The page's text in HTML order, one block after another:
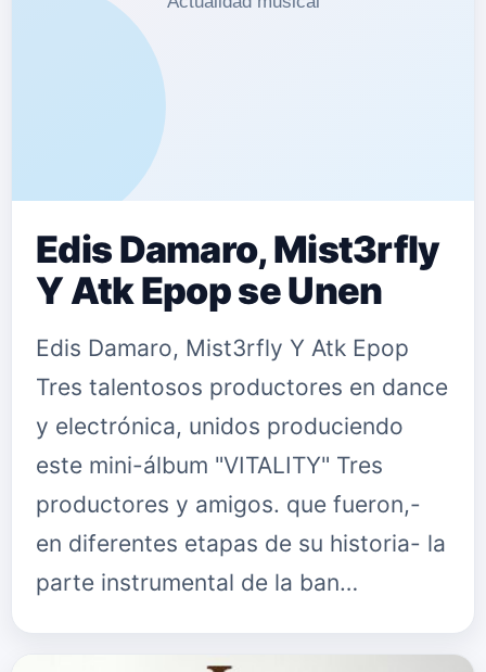
Edis Damaro, Mist3rfly
Y Atk Epop se Unen
Edis Damaro, Mist3rfly Y Atk Epop
Tres talentosos productores en dance
y electrónica, unidos produciendo
este mini-álbum "VITALITY" Tres
productores y amigos. que fueron,-
en diferentes etapas de su historia- la
parte instrumental de la ban…